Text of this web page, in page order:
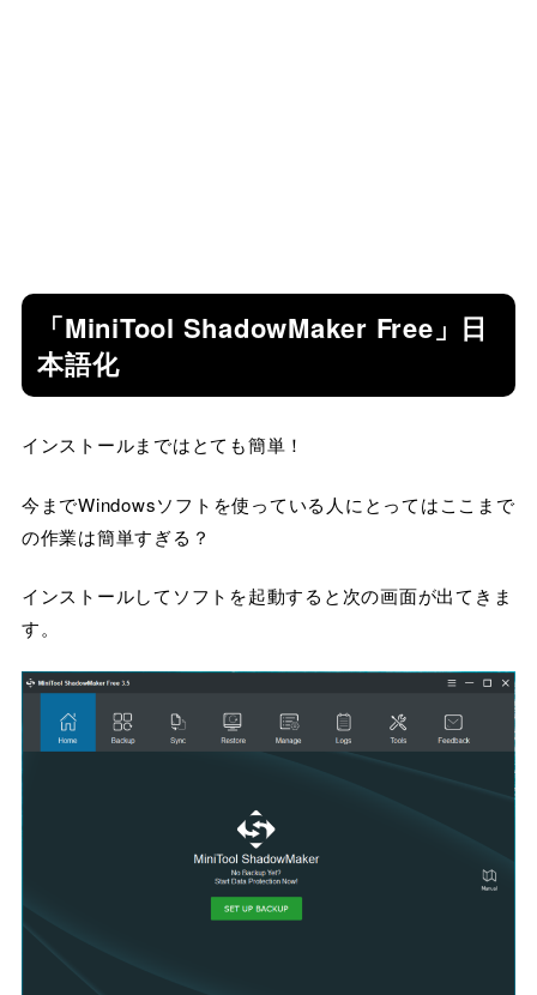
「MiniTool ShadowMaker Free」日
本語化
インストールまではとても簡単！
今までWindowsソフトを使っている人にとってはここまで
の作業は簡単すぎる？
インストールしてソフトを起動すると次の画面が出てきま
す。